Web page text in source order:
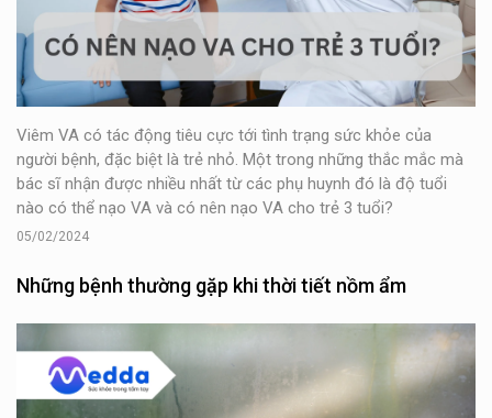
Viêm VA có tác động tiêu cực tới tình trạng sức khỏe của
người bệnh, đặc biệt là trẻ nhỏ. Một trong những thắc mắc mà
bác sĩ nhận được nhiều nhất từ các phụ huynh đó là độ tuổi
nào có thể nạo VA và có nên nạo VA cho trẻ 3 tuổi?
05/02/2024
Những bệnh thường gặp khi thời tiết nồm ẩm